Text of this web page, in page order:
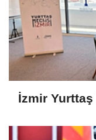
İzmir